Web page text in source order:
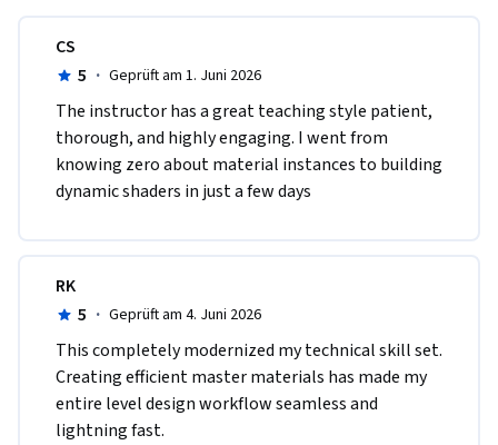
CS
5 · Geprüft am 1. Juni 2026
The instructor has a great teaching style patient,
thorough, and highly engaging. I went from
knowing zero about material instances to building
dynamic shaders in just a few days
RK
5 · Geprüft am 4. Juni 2026
This completely modernized my technical skill set.
Creating efficient master materials has made my
entire level design workflow seamless and
lightning fast.